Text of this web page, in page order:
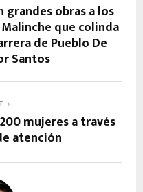
obras a los
que colinda
de Pueblo De
Santos
mujeres a través
atención